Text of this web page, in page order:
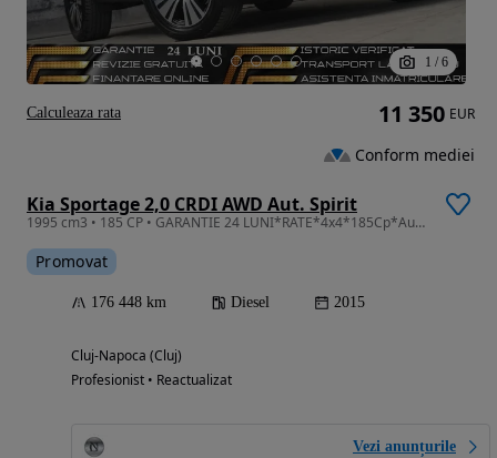
1 / 6
Kia Sportage 2,0 CRDI AWD Aut. Spirit
1995 cm3 • 185 CP • GARANTIE 24 LUNI*RATE*4x4*185Cp*Automata*Piele*Panorama*Full
Promovat
176 448 km Diesel 2015
Cluj-Napoca (Cluj)
Profesionist • Reactualizat
Vezi anunțurile
11 350 EUR
Conform mediei
Calculeaza rata